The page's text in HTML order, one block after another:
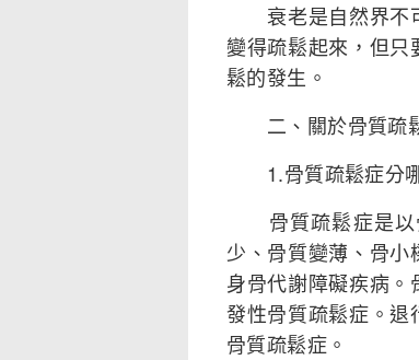
衰老是自然界不
變得疏鬆起來，但
鬆的發生。
二、關於骨質疏
1.骨質疏鬆症分
骨質疏鬆症是以
少、骨質變薄、骨
身骨代謝障礙疾病
發性骨質疏鬆症。退
骨質疏鬆症。